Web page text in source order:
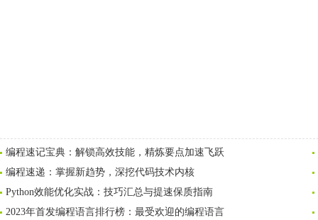
编程速记宝典：解锁高效技能，精炼要点加速飞跃
编程速递：掌握新趋势，深挖代码技术内核
Python效能优化实战：技巧汇总与提速保质指南
2023年首发编程语言排行榜：最受欢迎的编程语言